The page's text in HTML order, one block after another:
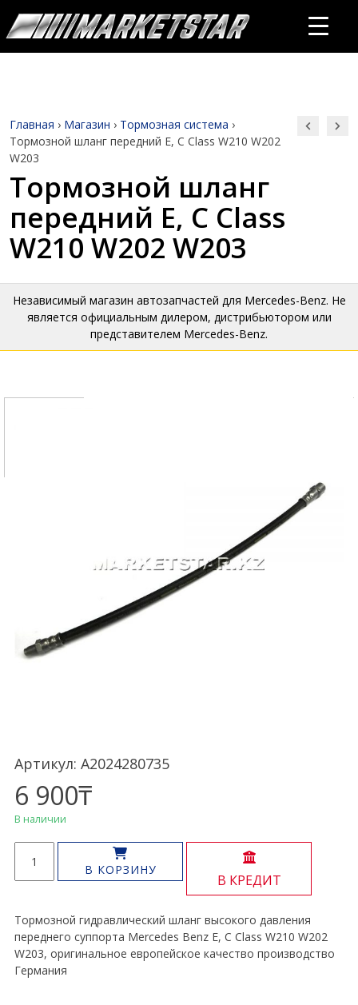
Главная › Магазин › Тормозная система ›
Тормозной шланг передний E, C Class W210 W202
W203
Тормозной шланг
передний E, C Class
W210 W202 W203
Независимый магазин автозапчастей для Mercedes-Benz. Не
является официальным дилером, дистрибьютором или
представителем Mercedes-Benz.
Артикул: A2024280735
6 900₸
В наличии
товара
Тормозной
передний
E,
C
Class
В КОРЗИНУ
В КРЕДИТ
Тормозной гидравлический шланг высокого давления
переднего суппорта Mercedes Benz E, C Class W210 W202
W203, оригинальное европейское качество производство
Германия